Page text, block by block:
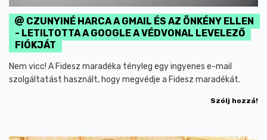
CZUNYINÉ HARCA A GMAIL ÉS AZ ÖNKÉNY ELLEN
- LETILTOTTA A GOOGLE A VÉDVONAL LEVELEZŐ
FIÓKJÁT
Nem vicc! A Fidesz maradéka tényleg egy ingyenes e-mail
szolgáltatást használt, hogy megvédje a Fidesz maradékát.
Szólj hozzá!